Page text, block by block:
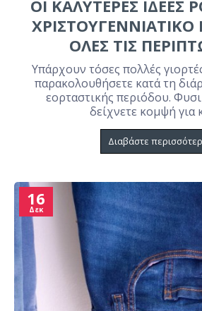
ΟΙ ΚΑΛΥΤΕΡΕΣ ΙΔΕΕΣ
ΧΡΙΣΤΟΥΓΕΝΝΙΑΤΙΚΟ
ΟΛΕΣ ΤΙΣ
Υπάρχουν τόσες πολλές
παρακολουθήσετε κατά τη
εορταστικής περιόδου.
δείχνετε κομψή για
Διαβάστε
16
Δεκ